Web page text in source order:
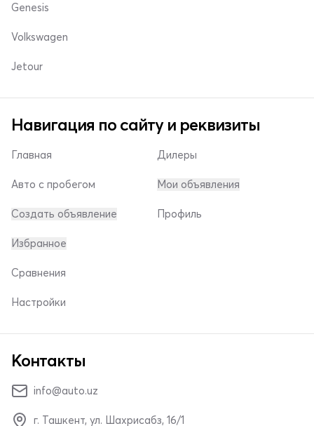
Genesis
Volkswagen
Jetour
Навигация по сайту и реквизиты
Главная
Авто с пробегом
Создать объявление
Дилеры
Мои объявления
Профиль
Избранное
Сравнения
Настройки
Контакты
info@auto.uz
г. Ташкент, ул. Шахрисабз, 16/1